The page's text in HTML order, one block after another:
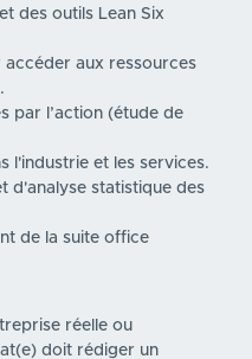
des outils Lean Six
aux ressources
par l’action (étude de
l'industrie et les services.
d'analyse statistique des
de la suite office
réelle ou
doit rédiger un